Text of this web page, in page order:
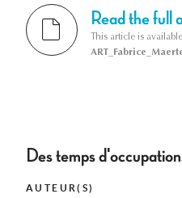
Read the full
This article is
Des temps
AUTEUR(S)